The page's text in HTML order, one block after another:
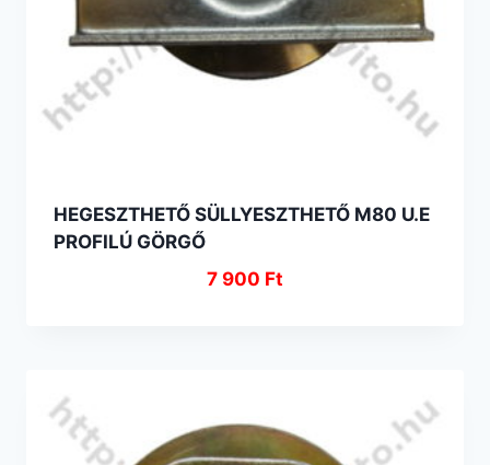
HEGESZTHETŐ SÜLLYESZTHETŐ M80 U.E
PROFILÚ GÖRGŐ
7 900 Ft